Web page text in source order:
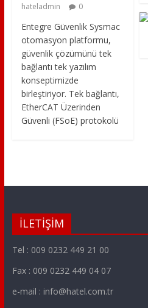
hateladmin
0
Entegre Güvenlik Sysmac
otomasyon platformu,
güvenlik çözümünü tek
bağlantı tek yazılım
konseptimizde
birleştiriyor. Tek bağlantı,
EtherCAT Üzerinden
Güvenli (FSoE) protokolü
İLETİŞİM
Tel : 009 0232 449 21 00
Fax : 009 0232 449 04 07
e-mail : info@hatel.com.tr